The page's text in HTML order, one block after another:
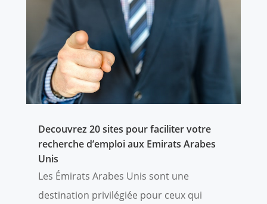
Decouvrez 20 sites pour faciliter votre
recherche d’emploi aux Emirats Arabes
Unis
Les Émirats Arabes Unis sont une
destination privilégiée pour ceux qui